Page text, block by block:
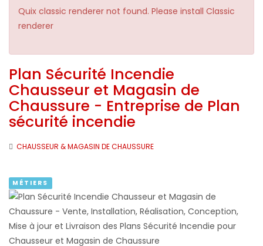
Quix classic renderer not found. Please install Classic
renderer
Plan Sécurité Incendie
Chausseur et Magasin de
Chaussure - Entreprise de Plan
sécurité incendie
CHAUSSEUR & MAGASIN DE CHAUSSURE
MÉTIERS